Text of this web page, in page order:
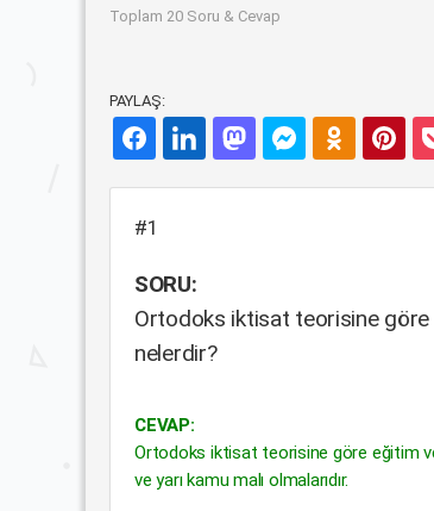
Toplam 20 Soru & Cevap
PAYLAŞ:
#1
SORU:
Ortodoks iktisat teorisine göre
nelerdir?
CEVAP:
Ortodoks iktisat teorisine göre eğitim
ve yarı kamu malı olmalarıdır.